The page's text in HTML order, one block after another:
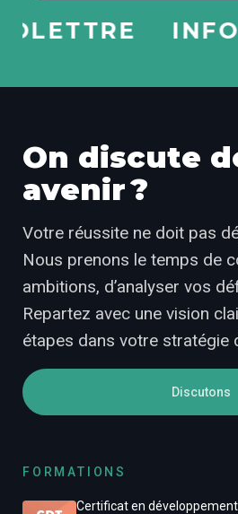
On discute
avenir ?
Votre réussite ne doit pas
Nous prenons le temps de
ambitions, d’analyser vos
Repartez avec une vision
étapes dans votre stratégie
Discutons
FORMATIONS
Certificat en